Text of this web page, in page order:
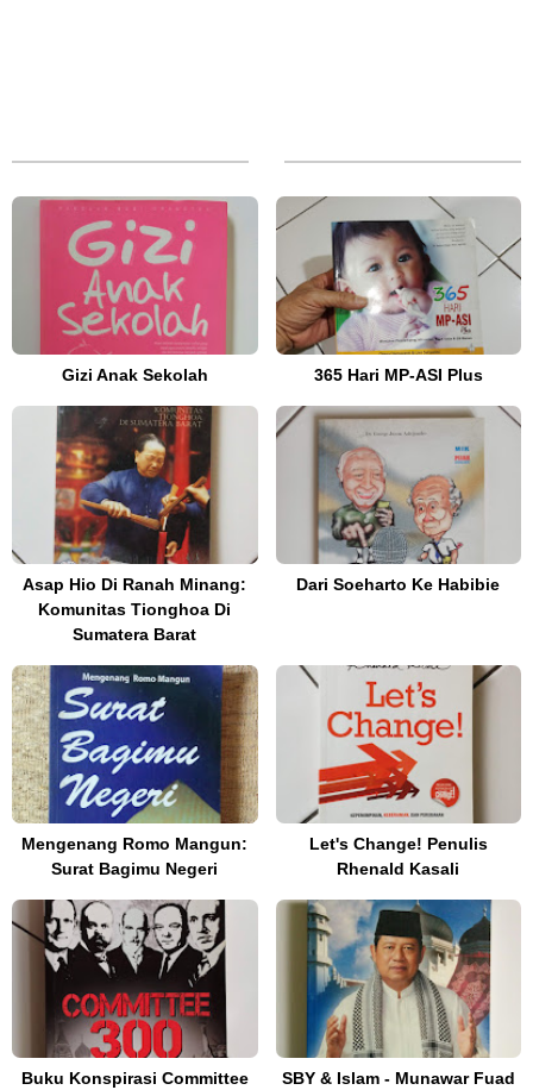
Gizi Anak Sekolah 365 Hari MP-ASI Plus
Asap Hio Di Ranah Minang:
Komunitas Tionghoa Di
Sumatera Barat
Dari Soeharto Ke Habibie
Mengenang Romo Mangun:
Surat Bagimu Negeri
Let's Change! Penulis
Rhenald Kasali
Buku Konspirasi Committee
SBY & Islam - Munawar Fuad